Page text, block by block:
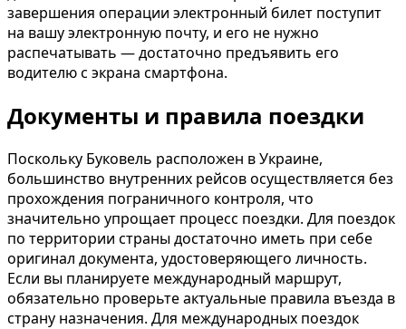
завершения операции электронный билет поступит
на вашу электронную почту, и его не нужно
распечатывать — достаточно предъявить его
водителю с экрана смартфона.
Документы и правила поездки
Поскольку Буковель расположен в Украине,
большинство внутренних рейсов осуществляется без
прохождения пограничного контроля, что
значительно упрощает процесс поездки. Для поездок
по территории страны достаточно иметь при себе
оригинал документа, удостоверяющего личность.
Если вы планируете международный маршрут,
обязательно проверьте актуальные правила въезда в
страну назначения. Для международных поездок